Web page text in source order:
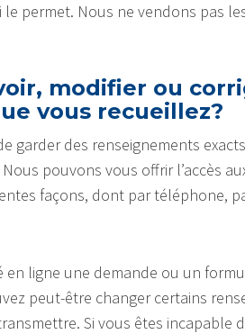
permet. Nous ne vendons pas
modifier ou
vous recueillez?
garder des renseignements
pouvons vous offrir l’accès
façons, dont par téléphone,
en ligne une demande ou un
peut-être changer certains
Si vous êtes incapable